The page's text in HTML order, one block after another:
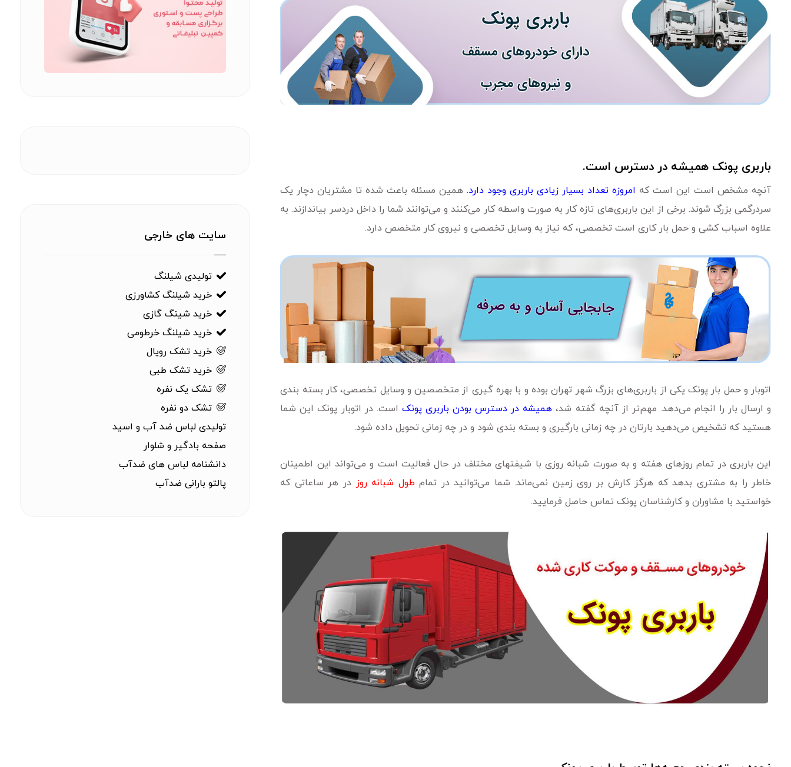
باربری پونک همیشه در دسترس است.
آنچه مشخص است این است که امروزه تعداد بسیار زیادی باربری وجود دارد.همین مسئله باعث شده تا مشتریان دچار یک
سردرگمی بزرگ شوند. برخی از این باربری‌های تازه کار به صورت واسطه کار می‌کنند و می‌توانند شما را داخل دردسر بیاندازند. به
علاوه اسباب کشی و حمل بار کاری است تخصصی، که نیاز به وسایل تخصصی و نیروی کار متخصص دارد.
اتوبار و حمل بار پونک یکی از باربری‌های بزرگ شهر تهران بوده و با بهره گیری از متخصصین و وسایل تخصصی، کار بسته بندی
و ارسال بار را انجام می‌دهد. مهم‌تر از آنچه گفته شد، همیشه در دسترس بودن باربری پونک است. در اتوبار پونک این شما
هستید که تشخیص می‌دهید بارتان در چه زمانی بارگیری و بسته بندی شود و در چه زمانی تحویل داده شود.
این باربری در تمام روزهای هفته و به صورت شبانه روزی با شیفتهای مختلف در حال فعالیت است و می‌تواند این اطمینان
خاطر را به مشتری بدهد که هرگز کارش بر روی زمین نمی‌ماند. شما می‌توانید در تمام طول شبانه روز در هر ساعاتی که
خواستید با مشاوران و کارشناسان پونک تماس حاصل فرمایید.
سایت های خارجی
تولیدی شیلنگ
خرید شیلنگ کشاورزی
خرید شینگ گازی
خرید شیلنگ خرطومی
خرید تشک رویال
خرید تشک طبی
تشک یک نفره
تشک دو نفره
تولیدی لباس ضد آب و اسید
صفحه بادگیر و شلوار
دانشنامه لباس های ضدآب
پالتو بارانی ضدآب